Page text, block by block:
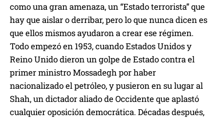
como una gran amenaza, un “Estado terrorista” que
hay que aislar o derribar, pero lo que nunca dicen es
que ellos mismos ayudaron a crear ese régimen.
Todo empezó en 1953, cuando Estados Unidos y
Reino Unido dieron un golpe de Estado contra el
primer ministro Mossadegh por haber
nacionalizado el petróleo, y pusieron en su lugar al
Shah, un dictador aliado de Occidente que aplastó
cualquier oposición democrática. Décadas después,